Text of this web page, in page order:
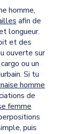
homme,
afin de
longueur.
et des
ouverte sur
ou un
Si tu
homme
de
femme
puis